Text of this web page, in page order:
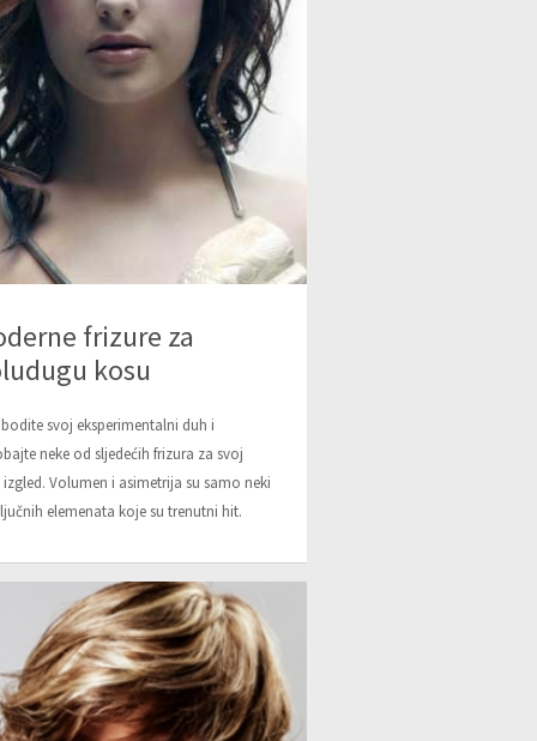
frizure za
kosu
svoj eksperimentalni duh i
neke od sljedećih frizura za svoj
Volumen i asimetrija su samo neki
elemenata koje su trenutni hit.